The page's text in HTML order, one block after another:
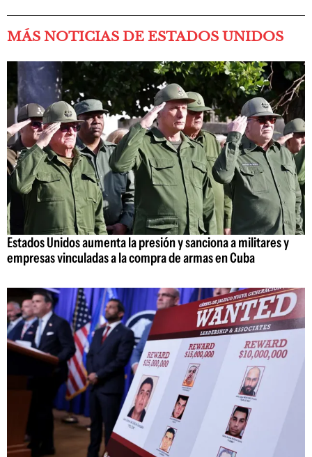
MÁS NOTICIAS DE ESTADOS UNIDOS
Estados Unidos aumenta la presión y sanciona a militares y
empresas vinculadas a la compra de armas en Cuba